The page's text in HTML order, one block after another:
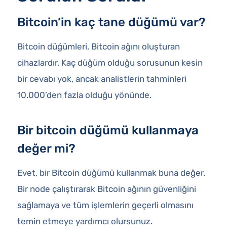
Bitcoin’in kaç tane düğümü var?
Bitcoin düğümleri, Bitcoin ağını oluşturan
cihazlardır. Kaç düğüm olduğu sorusunun kesin
bir cevabı yok, ancak analistlerin tahminleri
10.000’den fazla olduğu yönünde.
Bir bitcoin düğümü kullanmaya
değer mi?
Evet, bir Bitcoin düğümü kullanmak buna değer.
Bir node çalıştırarak Bitcoin ağının güvenliğini
sağlamaya ve tüm işlemlerin geçerli olmasını
temin etmeye yardımcı olursunuz.